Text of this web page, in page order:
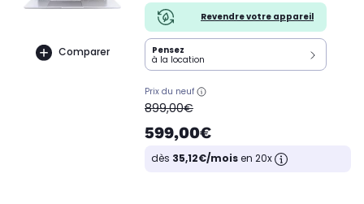
Comparer
Revendre votre appareil
Pensez
à la location
Prix du neuf
oldPrice
899,00€
599,00€
dès 35,12€/moisen 20x